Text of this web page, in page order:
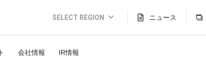
SELECT REGION
Global Website (English)
JAPAN (日本語)
ニュース
会社情報 IR情報